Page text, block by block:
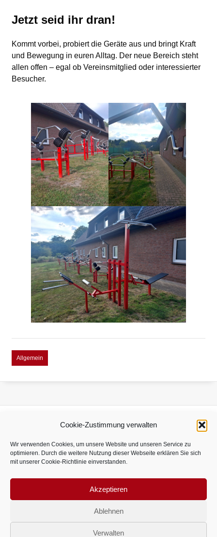
Cookie-Zustimmung verwalten
Wir verwenden Cookies, um unsere Website und unseren Service zu
optimieren. Durch die weitere Nutzung dieser Webseite erklären Sie sich
mit unserer Cookie-Richtlinie einverstanden.
Akzeptieren
Ablehnen
Verwalten
Jetzt seid ihr dran!
Kommt vorbei, probiert die Geräte aus und bringt Kraft
und Bewegung in euren Alltag. Der neue Bereich steht
allen offen – egal ob Vereinsmitglied oder interessierter
Besucher.
Allgemein
Webseite
von
Webseite
Sponsor
Druck
Datenschutz